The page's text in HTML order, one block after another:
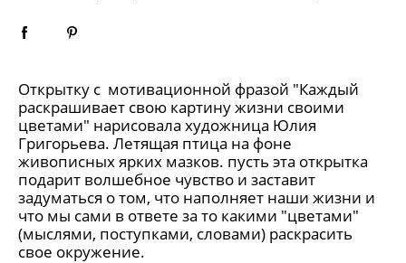
Открытку с мотивационной фразой "Каждый
раскрашивает свою картину жизни своими
цветами" нарисовала художница Юлия
Григорьева. Летящая птица на фоне
живописных ярких мазков. пусть эта открытка
подарит волшебное чувство и заставит
задуматься о том, что наполняет наши жизни и
что мы сами в ответе за то какими "цветами"
(мыслями, поступками, словами) раскрасить
свое окружение.